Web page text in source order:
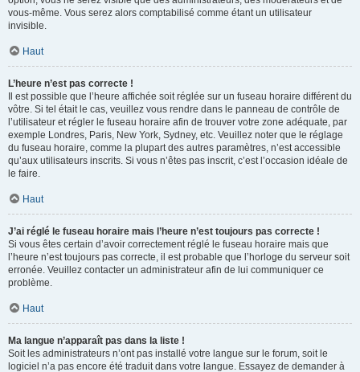
vous-même. Vous serez alors comptabilisé comme étant un utilisateur
invisible.
Haut
L’heure n’est pas correcte !
Il est possible que l’heure affichée soit réglée sur un fuseau horaire différent du
vôtre. Si tel était le cas, veuillez vous rendre dans le panneau de contrôle de
l’utilisateur et régler le fuseau horaire afin de trouver votre zone adéquate, par
exemple Londres, Paris, New York, Sydney, etc. Veuillez noter que le réglage
du fuseau horaire, comme la plupart des autres paramètres, n’est accessible
qu’aux utilisateurs inscrits. Si vous n’êtes pas inscrit, c’est l’occasion idéale de
le faire.
Haut
J’ai réglé le fuseau horaire mais l’heure n’est toujours pas correcte !
Si vous êtes certain d’avoir correctement réglé le fuseau horaire mais que
l’heure n’est toujours pas correcte, il est probable que l’horloge du serveur soit
erronée. Veuillez contacter un administrateur afin de lui communiquer ce
problème.
Haut
Ma langue n’apparaît pas dans la liste !
Soit les administrateurs n’ont pas installé votre langue sur le forum, soit le
logiciel n’a pas encore été traduit dans votre langue. Essayez de demander à